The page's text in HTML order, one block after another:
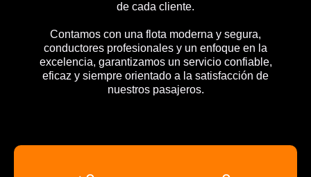
de cada cliente.
Contamos con una flota moderna y segura,
conductores profesionales y un enfoque en la
excelencia, garantizamos un servicio confiable,
eficaz y siempre orientado a la satisfacción de
nuestros pasajeros.